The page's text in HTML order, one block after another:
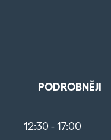
PODROBNĚJI
12:30 - 17:00